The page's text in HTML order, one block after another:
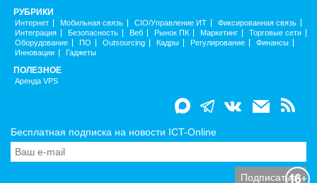
РУБРИКИ
Интернет Мобильная связь CIO/Управление ИТ
Фиксированная связь
Интеграция
Безопасность Веб Рынок ПК Маркетинг
Торговые сети
Оборудование
ПО Outsourcing Кадры Регулирование
Финансы
Инновации
Гаджеты
ПОЛЕЗНОЕ
Аренда VPS
Бесплатная подписка на новости ICT-Online